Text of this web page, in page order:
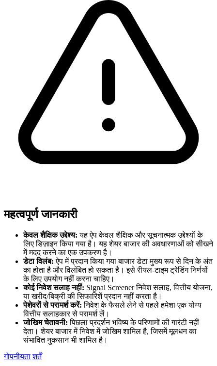
महत्वपूर्ण जानकारी
केवल शैक्षिक उद्देश्य: यह ऐप केवल शैक्षिक और सूचनात्मक उद्देश्यों के
लिए डिज़ाइन किया गया है। यह शेयर बाजार की अवधारणाओं को सीखने
में मदद करने का एक उपकरण है।
डेटा विलंब: ऐप में प्रदान किया गया बाजार डेटा मुख्य रूप से दिन के अंत
का होता है और विलंबित हो सकता है। इसे रीयल-टाइम ट्रेडिंग निर्णयों
के लिए उपयोग नहीं करना चाहिए।
कोई निवेश सलाह नहीं: Signal Screener निवेश सलाह, वित्तीय योजना,
या खरीद/बिक्री की सिफारिशें प्रदान नहीं करता है।
पेशेवरों से परामर्श करें: निवेश के फैसले लेने से पहले हमेशा एक योग्य
वित्तीय सलाहकार से परामर्श लें।
जोखिम चेतावनी: पिछला प्रदर्शन भविष्य के परिणामों की गारंटी नहीं
देता। शेयर बाजार में निवेश में जोखिम शामिल है, जिसमें मूलधन का
संभावित नुकसान भी शामिल है।
गोपनीयता शर्तें